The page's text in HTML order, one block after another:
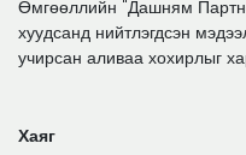
Өмгөөллийн "Дашням
хуудсанд нийтлэгдсэн
учирсан аливаа хохирлыг
Хаяг